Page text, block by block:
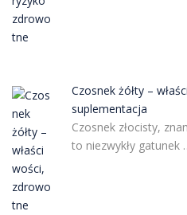
Czosnek żółty –
suplementacja
Czosnek złocisty,
to niezwykły gatunek